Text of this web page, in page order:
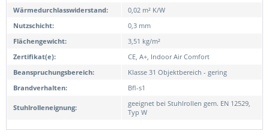
Wärmedurchlasswiderstand:
0,02 m² K/W
Nutzschicht:
0,3 mm
Flächengewicht:
3,51 kg/m²
Zertifikat(e):
CE, A+, Indoor Air Comfort
Beanspruchungsbereich:
Klasse 31 Objektbereich - gering
Brandverhalten:
Bfl-s1
Stuhlrolleneignung:
geeignet bei Stuhlrollen gem. EN 12529,
Typ W